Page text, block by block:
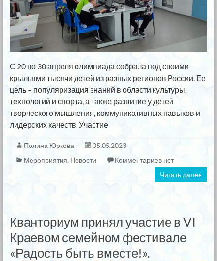
С 20 по 30 апреля олимпиада собрала под своими
крыльями тысячи детей из разных регионов России. Ее
цель – популяризация знаний в области культуры,
технологий и спорта, а также развитие у детей
творческого мышления, коммуникативных навыков и
лидерских качеств. Участие
Полина Юркова
05.05.2023
Мероприятия, Новости
Комментариев нет
Читать далее
Кванториум принял участие в VI
Краевом семейном фестивале
«Радость быть вместе!».